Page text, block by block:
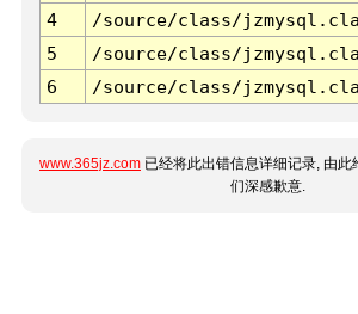
4
/source/class/
5
/source/class/
6
/source/class/
www.365jz.com 已经将此出错信息详细记录, 由
们深感歉意.